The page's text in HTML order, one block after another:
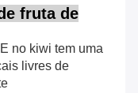
fruta de
no kiwi tem uma
livres de